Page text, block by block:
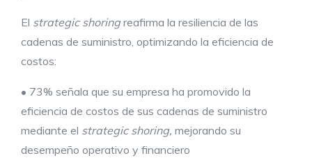
El strategic shoringreafirma la resiliencia de las
cadenas de suministro, optimizando la eficiencia de
costos:
• 73% señala que su empresa ha promovido la
eficiencia de costos de sus cadenas de suministro
mediante el strategic shoring, mejorando su
desempeño operativo y financiero